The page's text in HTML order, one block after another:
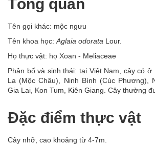
Tổng quan
Tên gọi khác: mộc ngưu
Tên khoa học: Aglaia odorata Lour.
Họ thực vật: họ Xoan - Meliaceae
Phân bố và sinh thái: tại Việt Nam, cây có
La (Mộc Châu), Ninh Bình (Cúc Phương),
Gia Lai, Kon Tum, Kiên Giang. Cây thường
Đặc điểm thực vật
Cây nhỡ, cao khoảng từ 4-7m.